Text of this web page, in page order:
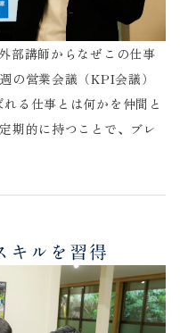
部講師からなぜこの仕事
の営業会議（KPI会議）
る仕事とは何かを仲間と
期的に持つことで、ブレ
キルを習得